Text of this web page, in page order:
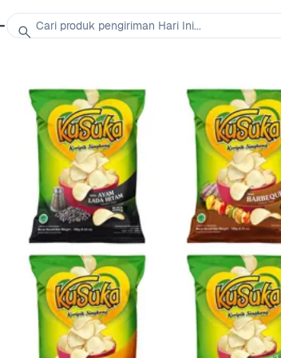
Cari produk pengiriman Hari Ini...